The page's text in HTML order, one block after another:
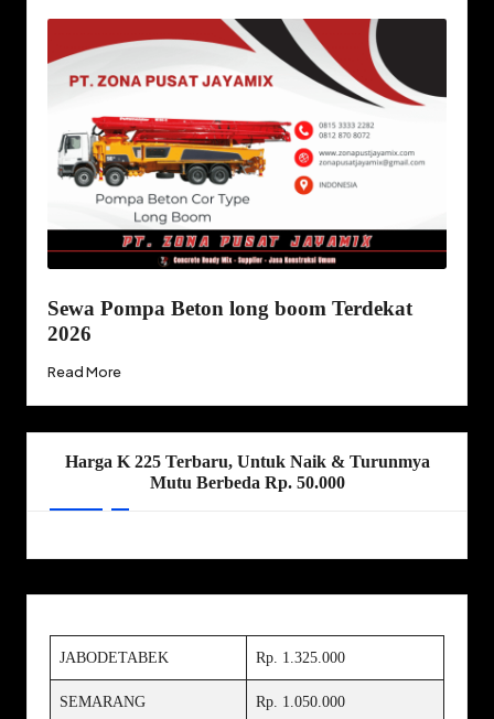
Sewa Pompa Beton long boom Terdekat
2026
Read More
Harga K 225 Terbaru, Untuk Naik & Turunmya
Mutu Berbeda Rp. 50.000
JABODETABEK Rp. 1.325.000
SEMARANG Rp. 1.050.000